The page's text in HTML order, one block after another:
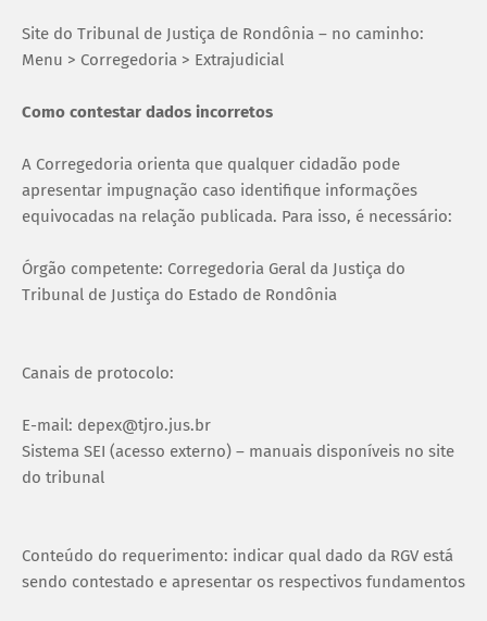
Site do Tribunal de Justiça de Rondônia – no caminho:
Menu > Corregedoria > Extrajudicial
Como contestar dados incorretos
A Corregedoria orienta que qualquer cidadão pode
apresentar impugnação caso identifique informações
equivocadas na relação publicada. Para isso, é necessário:
Órgão competente: Corregedoria Geral da Justiça do
Tribunal de Justiça do Estado de Rondônia
Canais de protocolo:
E-mail: depex@tjro.jus.br
Sistema SEI (acesso externo) – manuais disponíveis no site
do tribunal
Conteúdo do requerimento: indicar qual dado da RGV está
sendo contestado e apresentar os respectivos fundamentos